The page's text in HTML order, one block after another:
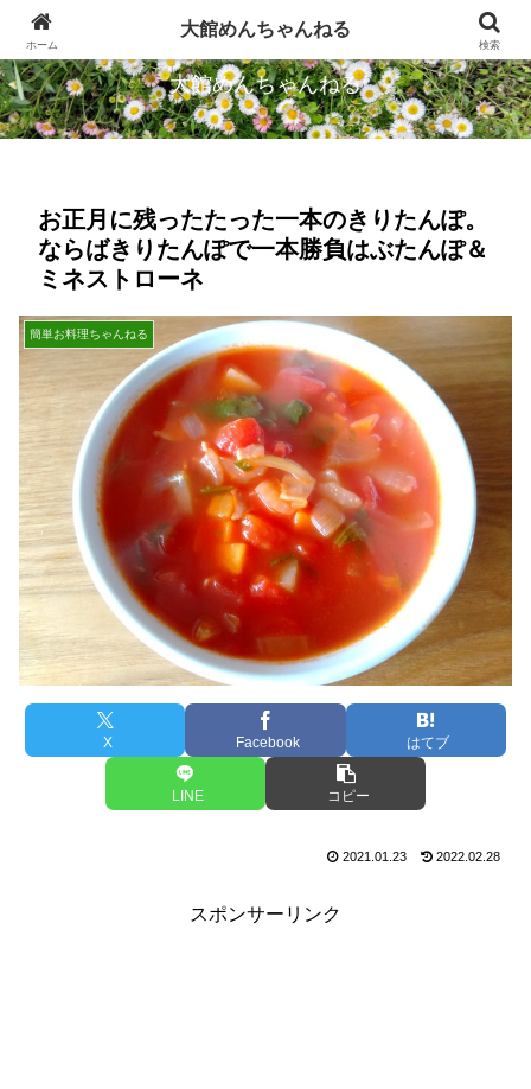
忠犬ハチ公のふるさとから発信します
大館めんちゃんねる
お正月に残ったたった一本のきりたんぽ。
ならばきりたんぽで一本勝負はぶたんぽ＆
ミネストローネ
簡単お料理ちゃんねる
X Facebook はてブ
LINE コピー
2021.01.23 2022.02.28
スポンサーリンク
ホーム
大館めんちゃんねる
検索